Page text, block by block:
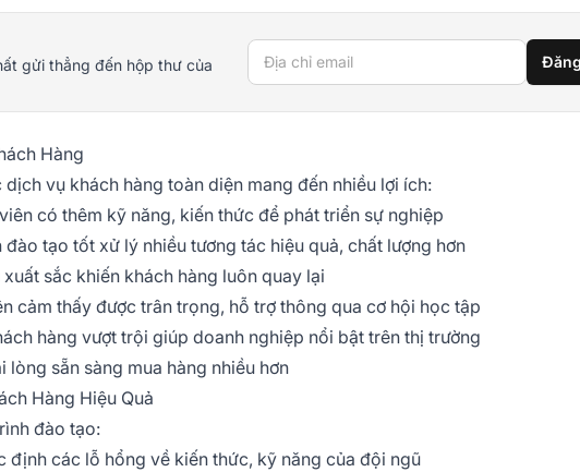
gửi thẳng đến hộp thư của
Địa chỉ email
Hàng
vụ khách hàng toàn diện mang đến nhiều lợi ích:
có thêm kỹ năng, kiến thức để phát triển sự nghiệp
đào tạo tốt xử lý nhiều tương tác hiệu quả, chất lượng hơn
xuất sắc khiến khách hàng luôn quay lại
cảm thấy được trân trọng, hỗ trợ thông qua cơ hội học tập
hàng vượt trội giúp doanh nghiệp nổi bật trên thị trường
lòng sẵn sàng mua hàng nhiều hơn
Hàng Hiệu Quả
đào tạo:
định các lỗ hổng về kiến thức, kỹ năng của đội ngũ